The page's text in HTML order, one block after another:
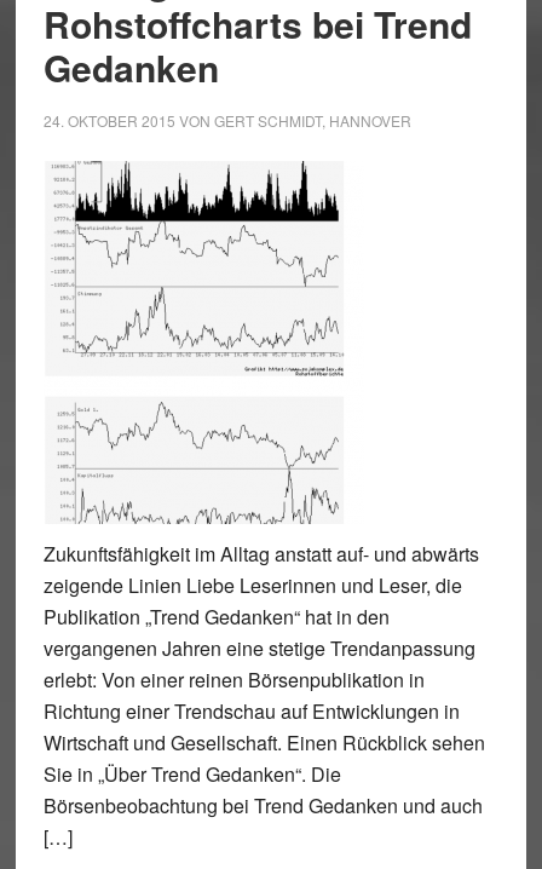
Rohstoffcharts bei Trend
Gedanken
24. OKTOBER 2015 VON GERT SCHMIDT, HANNOVER
Zukunftsfähigkeit im Alltag anstatt auf- und abwärts
zeigende Linien Liebe Leserinnen und Leser, die
Publikation „Trend Gedanken“ hat in den
vergangenen Jahren eine stetige Trendanpassung
erlebt: Von einer reinen Börsenpublikation in
Richtung einer Trendschau auf Entwicklungen in
Wirtschaft und Gesellschaft. Einen Rückblick sehen
Sie in „Über Trend Gedanken“. Die
Börsenbeobachtung bei Trend Gedanken und auch
[…]